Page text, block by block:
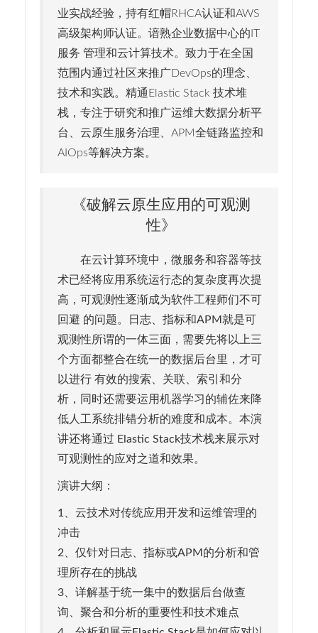
业实战经验，持有红帽RHCA认证和AWS
高级架构师认证。谙熟企业数据中心的IT
服务 管理和云计算技术。致力于在全国
范围内通过社区来推广DevOps的理念、
技术和实践。精通Elastic Stack 技术堆
栈，专注于研究和推广运维大数据分析平
台、云原生服务治理、APM全链路监控和
AIOps等解决方案。
《破解云原生应用的可观测
性》
在云计算环境中，微服务和容器等技
术已经将应用系统运行态的复杂度再次提
高，可观测性逐渐成为软件工程师们不可
回避 的问题。日志、指标和APM就是可
观测性所谓的一体三面，需要先将以上三
个方面都整合在统一的数据后台里，才可
以进行 有效的搜索、关联、索引和分
析，同时还需要运用机器学习的辅佐来降
低人工系统排错分析的难度和成本。本演
讲还将通过 Elastic Stack技术栈来展示对
可观测性的应对之道和效果。
演讲大纲：
1、云技术对传统应用开发和运维管理的
冲击
2、仅针对日志、指标或APM的分析和管
理所存在的挑战
3、详解基于统一集中的数据后台做查
询、聚合和分析的重要性和技术难点